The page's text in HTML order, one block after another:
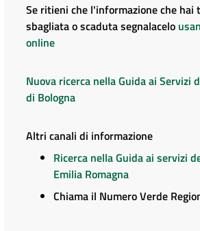
Se ritieni che l'informazione che hai
sbagliata o scaduta segnalacelo
online
Nuova ricerca nella Guida ai Servizi
di Bologna
Altri canali di informazione
Ricerca nella Guida ai servizi
Emilia Romagna
Chiama il Numero Verde